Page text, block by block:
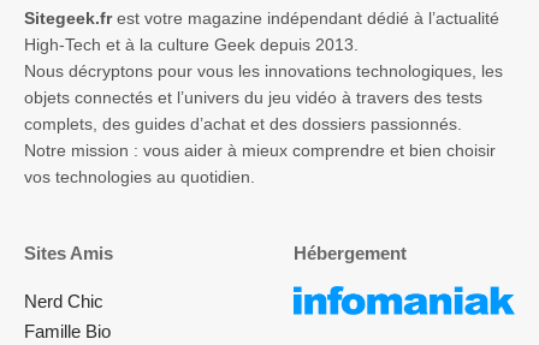
Sitegeek.frest votre magazine indépendant dédié à l’actualité
High-Tech et à la culture Geek depuis 2013.
Nous décryptons pour vous les innovations technologiques, les
objets connectés et l’univers du jeu vidéo à travers des tests
complets, des guides d’achat et des dossiers passionnés.
Notre mission : vous aider à mieux comprendre et bien choisir
vos technologies au quotidien.
Sites Amis
Nerd Chic
Famille Bio
Hébergement